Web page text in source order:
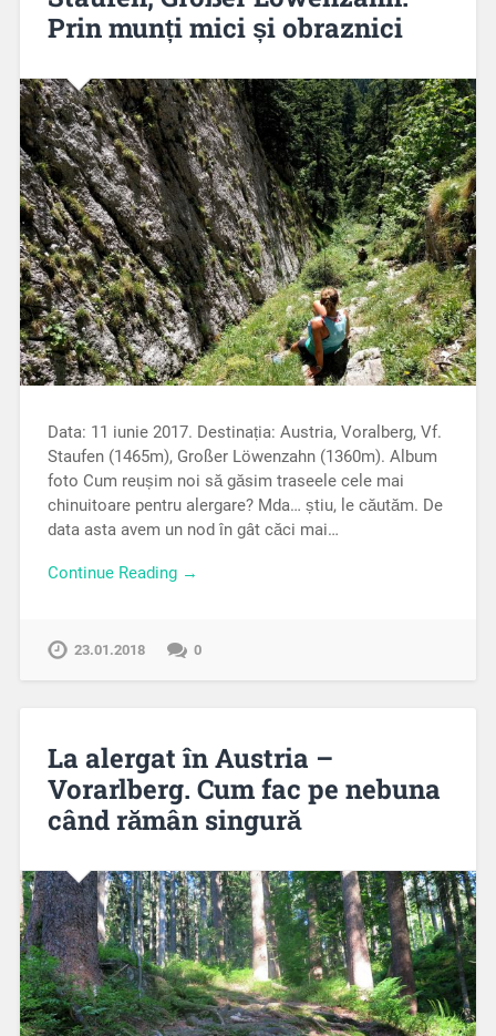
Prin munți mici și obraznici
Data: 11 iunie 2017. Destinația: Austria, Voralberg, Vf.
Staufen (1465m), Großer Löwenzahn (1360m). Album
foto Cum reușim noi să găsim traseele cele mai
chinuitoare pentru alergare? Mda… știu, le căutăm. De
data asta avem un nod în gât căci mai…
Continue Reading →
23.01.2018 0
La alergat în Austria –
Vorarlberg. Cum fac pe nebuna
când rămân singură